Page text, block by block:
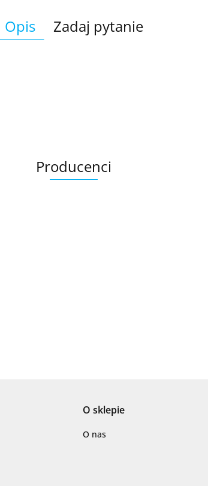
Opis Zadaj pytanie
Producenci
Barwolf
O sklepie
O nas